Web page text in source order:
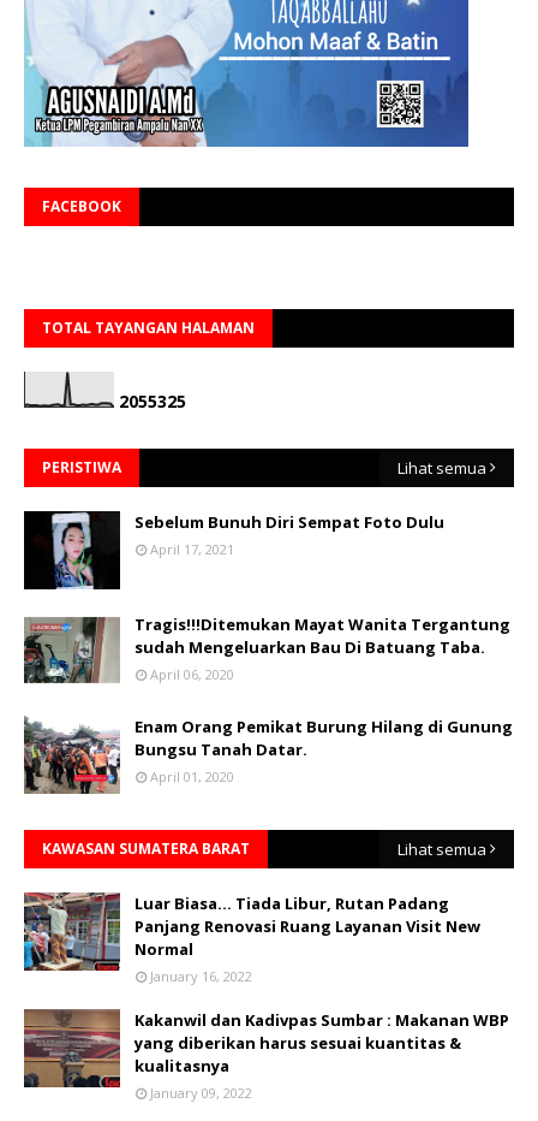
FACEBOOK
TOTAL TAYANGAN HALAMAN
2055325
PERISTIWA Lihat semua
Sebelum Bunuh Diri Sempat Foto Dulu
April 17, 2021
Tragis!!!Ditemukan Mayat Wanita Tergantung
sudah Mengeluarkan Bau Di Batuang Taba.
April 06, 2020
Enam Orang Pemikat Burung Hilang di Gunung
Bungsu Tanah Datar.
April 01, 2020
KAWASAN SUMATERA BARAT Lihat semua
Luar Biasa... Tiada Libur, Rutan Padang
Panjang Renovasi Ruang Layanan Visit New
Normal
January 16, 2022
Kakanwil dan Kadivpas Sumbar : Makanan WBP
yang diberikan harus sesuai kuantitas &
kualitasnya
January 09, 2022